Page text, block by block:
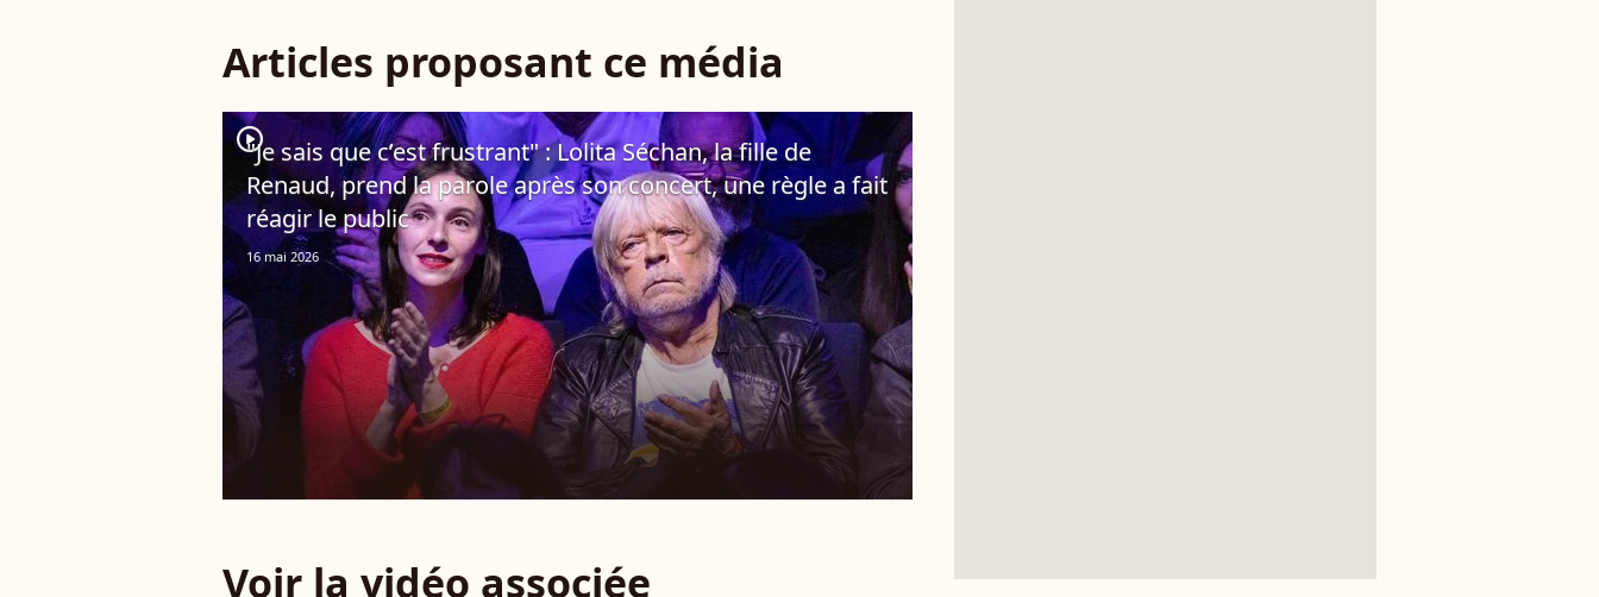
Articles proposant ce média
player2
"Je sais que c’est frustrant" : Lolita Séchan, la fille de
Renaud, prend la parole après son concert, une règle a fait
réagir le public
16 mai 2026
Voir la vidéo associée